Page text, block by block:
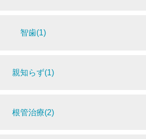
智歯(1)
親知らず(1)
根管治療(2)